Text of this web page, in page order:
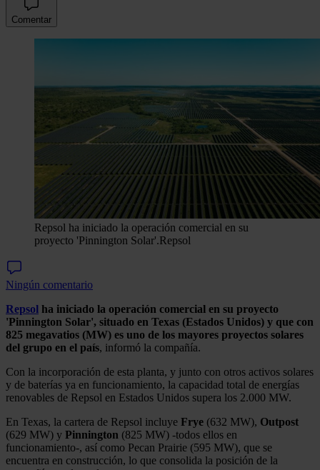
Comentar
Repsol ha iniciado la operación comercial en su
proyecto 'Pinnington Solar'.Repsol
Ningún comentario
Repsol ha iniciado la operación comercial en su proyecto
'Pinnington Solar', situado en Texas (Estados Unidos) y que con
825 megavatios (MW) es uno de los mayores proyectos solares
del grupo en el país, informó la compañía.
Con la incorporación de esta planta, y junto con otros activos solares
y de baterías ya en funcionamiento, la capacidad total de energías
renovables de Repsol en Estados Unidos supera los 2.000 MW.
En Texas, la cartera de Repsol incluye Frye (632 MW), Outpost
(629 MW) y Pinnington (825 MW) -todos ellos en
funcionamiento-, así como Pecan Prairie (595 MW), que se
encuentra en construcción, lo que consolida la posición de la